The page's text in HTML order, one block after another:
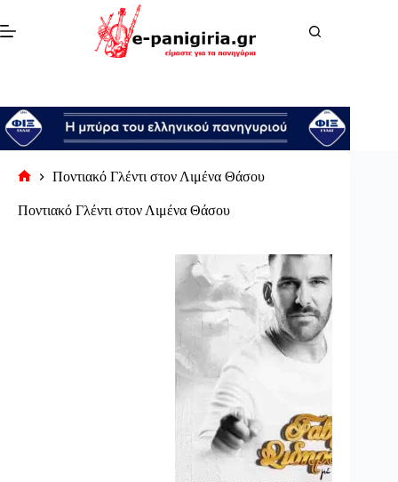
στο
περιεχόμενο
σελίδα
Ποντιακό Γλέντι στον Λιμένα Θάσου
Ποντιακό Γλέντι στον Λιμένα Θάσου